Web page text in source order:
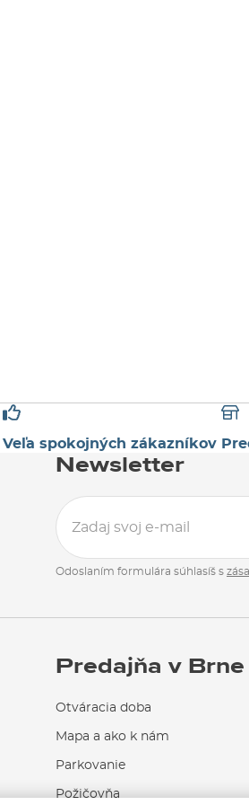
Veľa spokojných zákazníkov
Newsletter
Odoslaním formulára súhlasíš s
Predajňa v Brne
Otváracia doba
Mapa a ako k nám
Parkovanie
Požičovňa